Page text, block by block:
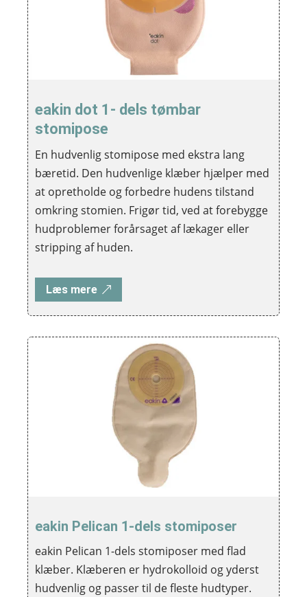
eakin dot 1- dels tømbar
stomipose
En hudvenlig stomipose med ekstra lang
bæretid. Den hudvenlige klæber hjælper med
at opretholde og forbedre hudens tilstand
omkring stomien. Frigør tid, ved at forebygge
hudproblemer forårsaget af lækager eller
stripping af huden.
Læs mere
eakin Pelican 1-dels stomiposer
eakin Pelican 1-dels stomiposer med flad
klæber. Klæberen er hydrokolloid og yderst
hudvenlig og passer til de fleste hudtyper.